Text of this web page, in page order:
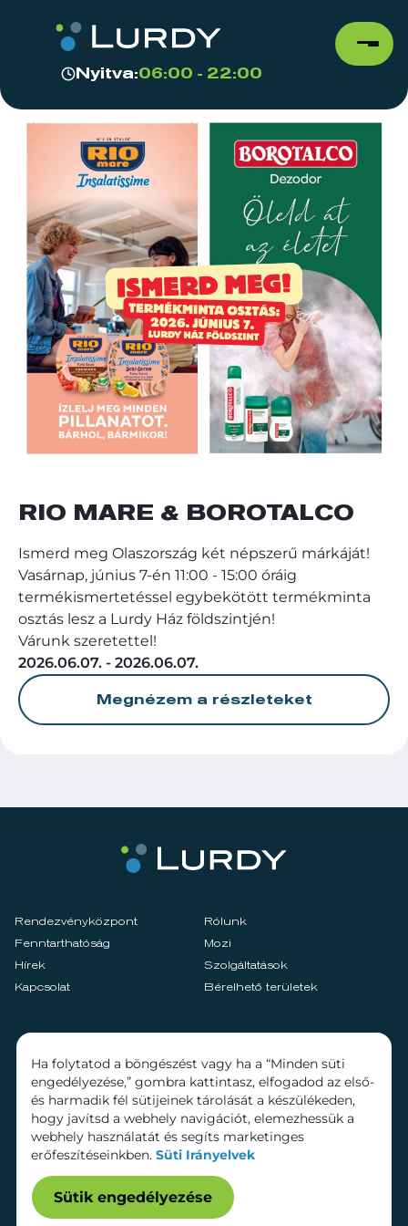
Nyitva:06:00 - 22:00
RIO MARE & BOROTALCO
Ismerd meg Olaszország két népszerű márkáját!
Vasárnap, június 7-én 11:00 - 15:00 óráig
termékismertetéssel egybekötött termékminta
osztás lesz a Lurdy Ház földszintjén!
Várunk szeretettel!
2026.06.07. - 2026.06.07.
Megnézem a részleteket
Rendezvényközpont
Rólunk
Fenntarthatóság
Mozi
Hírek
Szolgáltatások
Kapcsolat
Bérelhető területek
Ha folytatod a böngészést vagy ha a “Minden süti
engedélyezése,” gombra kattintasz, elfogadod az első-
és harmadik fél sütijeinek tárolását a készülékeden,
hogy javítsd a webhely navigációt, elemezhessük a
webhely használatát és segíts marketinges
erőfeszítéseinkben. Süti Irányelvek
Sütik engedélyezése